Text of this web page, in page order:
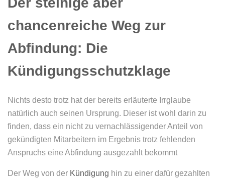
chancenreiche Weg zur
Abfindung: Die
Kündigungsschutzklage
Nichts desto trotz hat der bereits erläuterte Irrglaube
natürlich auch seinen Ursprung. Dieser ist wohl darin zu
finden, dass ein nicht zu vernachlässigender Anteil von
gekündigten Mitarbeitern im Ergebnis trotz fehlenden
Anspruchs eine Abfindung ausgezahlt bekommt
Der Weg von der Kündigung hin zu einer dafür gezahlten